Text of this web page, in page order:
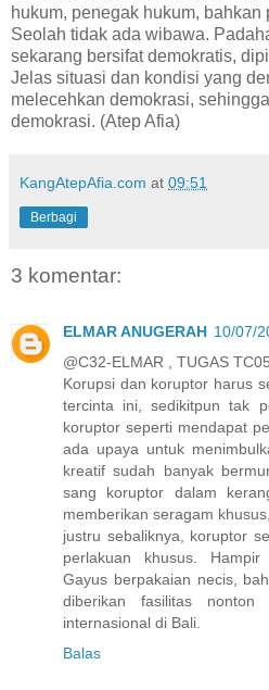
hukum, penegak hukum, bahkan
Seolah tidak ada wibawa.
sekarang bersifat demokratis,
Jelas situasi dan kondisi yang
melecehkan demokrasi,
demokrasi. (Atep Afia)
KangAtepAfia.com at 09:51
Berbagi
3 komentar:
ELMAR ANUGERAH 10/07/
@C32-ELMAR , TUGAS TC05
Korupsi dan koruptor harus
tercinta ini, sedikitpun tak
koruptor seperti mendapat
ada upaya untuk
kreatif sudah banyak
sang koruptor dalam
memberikan seragam
justru sebaliknya, koruptor
perlakuan khusus.
Gayus berpakaian necis,
diberikan fasilitas nonton
internasional di Bali.
Balas